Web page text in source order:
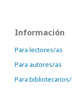
Información
Para lectores/as
Para autores/as
Para